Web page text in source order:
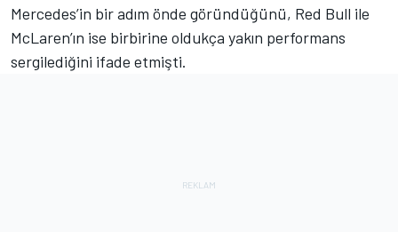
Mercedes’in bir adım önde göründüğünü, Red Bull ile
McLaren’ın ise birbirine oldukça yakın performans
sergilediğini ifade etmişti.